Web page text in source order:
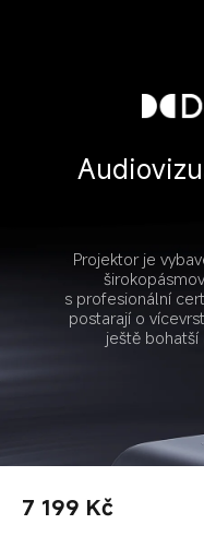
7 199 Kč
Projektor je
s profesionální
postarají o
ještě bohatší